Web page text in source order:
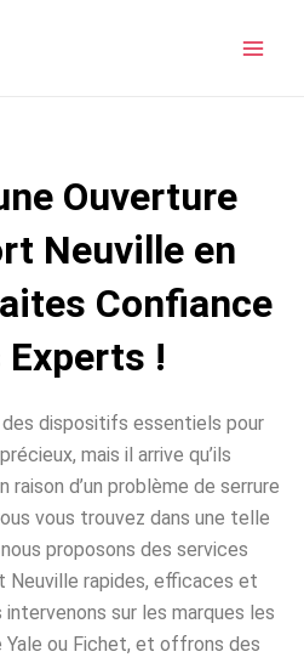
Ouverture
Neuville en
Confiance
Experts !
dispositifs essentiels pour
mais il arrive qu’ils
d’un problème de serrure
vous trouvez dans une telle
proposons des services
rapides, efficaces et
sur les marques les
Yale ou Fichet, et offrons des